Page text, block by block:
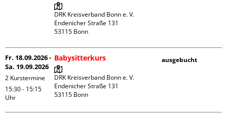
DRK Kreisverband Bonn e. V.
Endenicher Straße 131
Fr. 18.09.2026 -
Sa. 19.09.2026
2 Kurstermine
15:30 - 15:15
Uhr
Babysitterkurs
DRK Kreisverband Bonn e. V.
Endenicher Straße 131
ausgebucht